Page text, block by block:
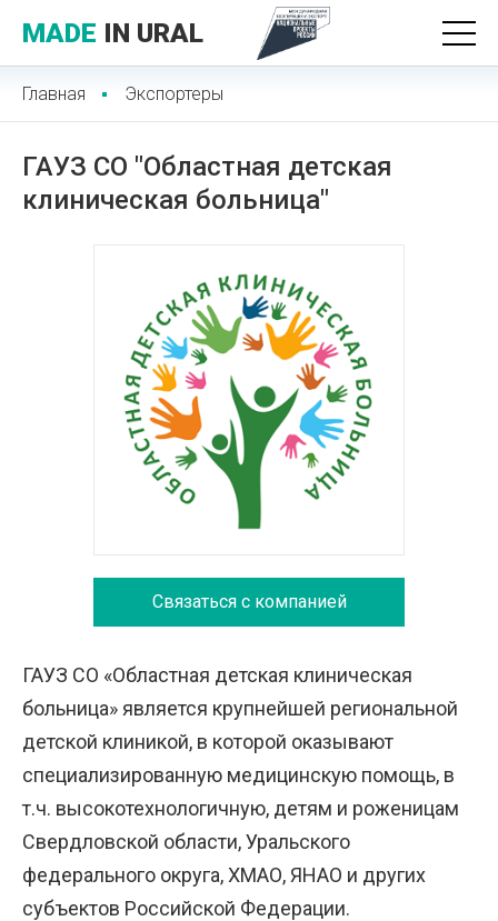
MADE IN URAL
Главная Экспортеры
ГАУЗ СО "Областная детская
клиническая больница"
Связаться с компанией
ГАУЗ СО «Областная детская клиническая
больница» является крупнейшей региональной
детской клиникой, в которой оказывают
специализированную медицинскую помощь, в
т.ч. высокотехнологичную, детям и роженицам
Свердловской области, Уральского
федерального округа, ХМАО, ЯНАО и других
субъектов Российской Федерации.